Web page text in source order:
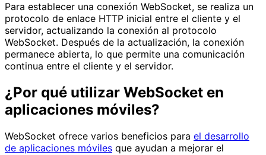
Para establecer una conexión WebSocket, se realiza un
protocolo de enlace HTTP inicial entre el cliente y el
servidor, actualizando la conexión al protocolo
WebSocket. Después de la actualización, la conexión
permanece abierta, lo que permite una comunicación
continua entre el cliente y el servidor.
¿Por qué utilizar WebSocket en
aplicaciones móviles?
WebSocket ofrece varios beneficios para el desarrollo
de aplicaciones móviles que ayudan a mejorar el